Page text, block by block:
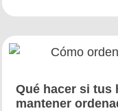
Qué hacer si tus
mantener